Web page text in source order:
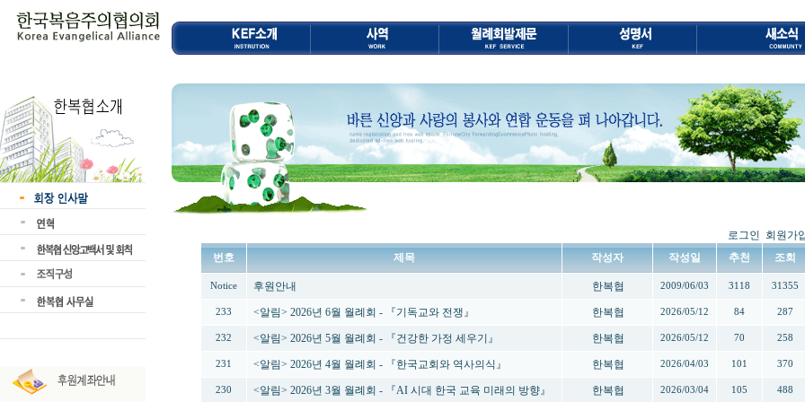
로그인 회원가
번호
제목 작성자 작성일 추천 조회
Notice 후원안내 한복협 2009/06/03 3118 31355
233 <알림> 2026년 6월 월례회 - 『기독교와 전쟁』 한복협 2026/05/12 84 287
232 <알림> 2026년 5월 월례회 - 『건강한 가정 세우기』 한복협 2026/05/12 70 258
231 <알림> 2026년 4월 월례회 - 『한국교회와 역사의식』 한복협 2026/04/03 101 370
230 <알림> 2026년 3월 월례회 - 『AI 시대 한국 교육 미래의 방향』 한복협 2026/03/04 105 488